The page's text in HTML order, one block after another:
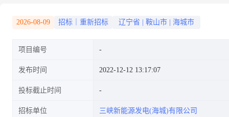
2026-08-09 招标｜重新招标 辽宁省 鞍山市 海城市
项目编号
发布时间 2022-12-12 13:17:07
投标截止时间
招标单位 三峡新能源发电(海城)有限公司